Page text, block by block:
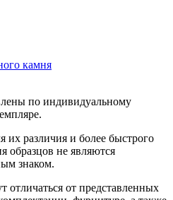
камня
по индивидуальному
различия и более быстрого
образцов не являются
знаком.
отличаться от представленных